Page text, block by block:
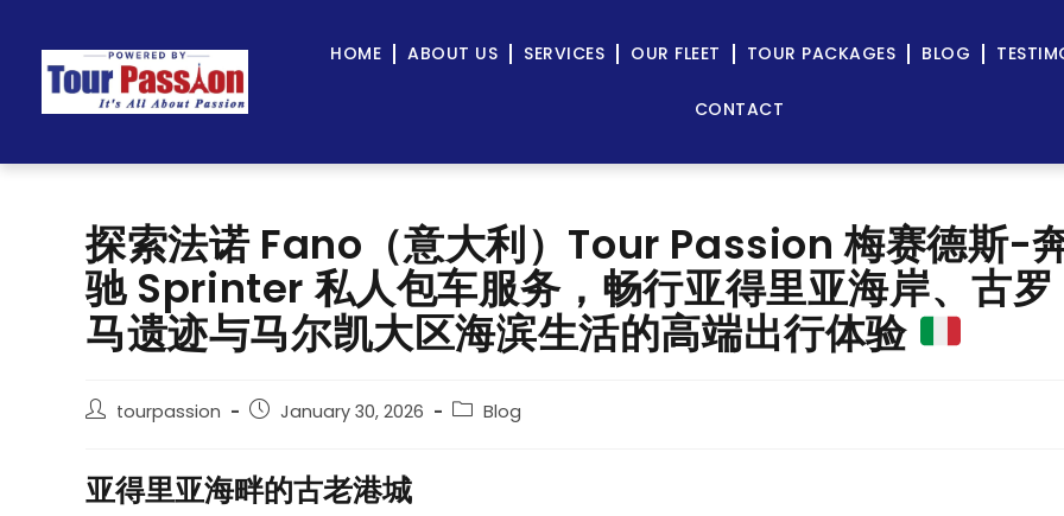
HOME ABOUT US SERVICES OUR FLEET TOUR PACKAGES BLOG
CONTACT
探索法诺 Fano（意大利）Tour Passion 梅赛德斯-
驰 Sprinter 私人包车服务，畅行亚得里亚海岸、古罗
马遗迹与马尔凯大区海滨生活的高端出行体验
tourpassion January 30, 2026 Blog
亚得里亚海畔的古老港城